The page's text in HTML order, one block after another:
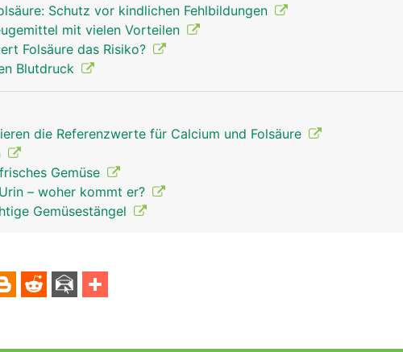
Schutz vor kindlichen Fehlbildungen
mit vielen Vorteilen
Folsäure das Risiko?
Blutdruck
die Referenzwerte für Calcium und Folsäure
Gemüse
– woher kommt er?
Gemüsestängel